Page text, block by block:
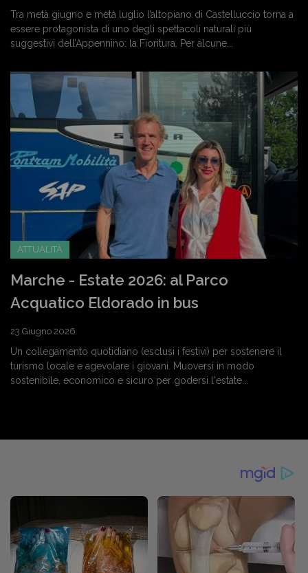
Tra metà giugno e metà luglio l’altopiano di Castelluccio torna a
essere protagonista di uno degli spettacoli naturali più
suggestivi dell’Appennino: la Fioritura. Per alcune...
ATTUALITÀ
Marche - Estate 2026: al Parco
Acquatico Eldorado in bus
23 Giugno 2026
Un collegamento quotidiano (esclusi i festivi) per sostenere il
turismo locale e agevolare i giovani. Muoversi in modo
sostenibile, economico e sicuro per godersi l'estate...